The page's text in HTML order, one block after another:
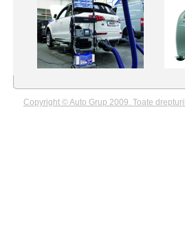
Copyright © Auto Grup 2009. Toate